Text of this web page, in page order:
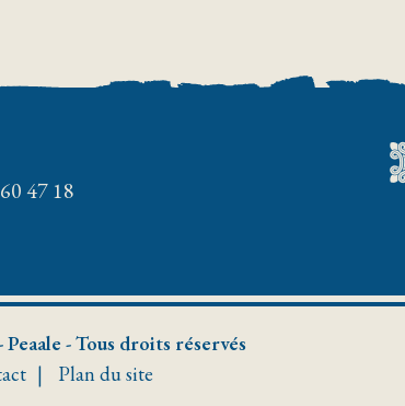
47 18
- Tous droits réservés
Plan du site